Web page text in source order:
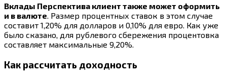
Вклады Перспектива клиент также может оформить
и в валюте. Размер процентных ставок в этом случае
составит 1,20% для долларов и 0,10% для евро. Как уже
было сказано, для рублевого сбережения процентовка
составляет максимальные 9,20%.
Как рассчитать доходность